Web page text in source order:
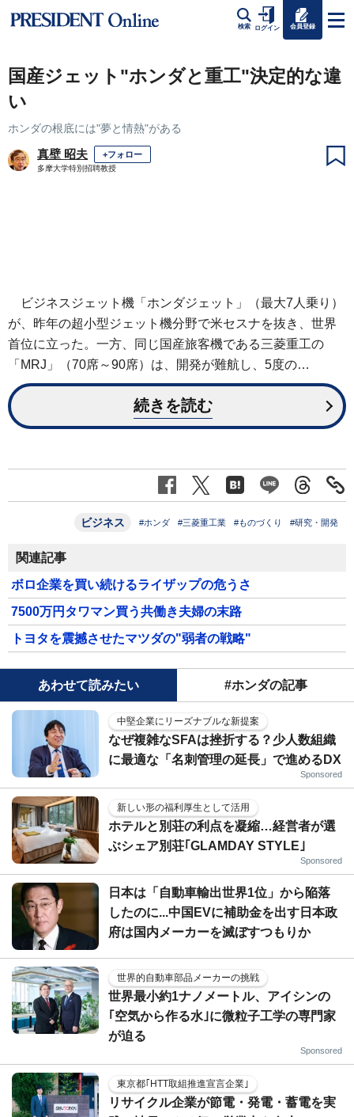
検索 ログイン 会員登録
国産ジェット"ホンダと重工"決定的な違
い
ホンダの根底には"夢と情熱"がある
真壁 昭夫 +フォロー
多摩大学特別招聘教授
ビジネスジェット機「ホンダジェット」（最大7人乗り）
が、昨年の超小型ジェット機分野で米セスナを抜き、世界
首位に立った。一方、同じ国産旅客機である三菱重工の
「MRJ」（70席～90席）は、開発が難航し、5度の…
続きを読む
ビジネス #ホンダ #三菱重工業 #ものづくり #研究・開発
関連記事
ボロ企業を買い続けるライザップの危うさ
7500万円タワマン買う共働き夫婦の末路
トヨタを震撼させたマツダの"弱者の戦略"
あわせて読みたい #ホンダの記事
中堅企業にリーズナブルな新提案
なぜ複雑なSFAは挫折する？少人数組織
に最適な「名刺管理の延長」で進めるDX
Sponsored
新しい形の福利厚生として活用
ホテルと別荘の利点を凝縮…経営者が選
ぶシェア別荘｢GLAMDAY STYLE｣
Sponsored
日本は「自動車輸出世界1位」から陥落
したのに...中国EVに補助金を出す日本政
府は国内メーカーを滅ぼすつもりか
世界的自動車部品メーカーの挑戦
世界最小約1ナノメートル、アイシンの
｢空気から作る水｣に微粒子工学の専門家
が迫る
Sponsored
東京都｢HTT取組推進宣言企業｣
リサイクル企業が節電・発電・蓄電を実